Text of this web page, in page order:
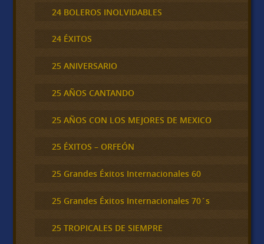
24 BOLEROS INOLVIDABLES
24 ÉXITOS
25 ANIVERSARIO
25 AÑOS CANTANDO
25 AÑOS CON LOS MEJORES DE MEXICO
25 ÉXITOS – ORFEÓN
25 Grandes Éxitos Internacionales 60
25 Grandes Éxitos Internacionales 70´s
25 TROPICALES DE SIEMPRE